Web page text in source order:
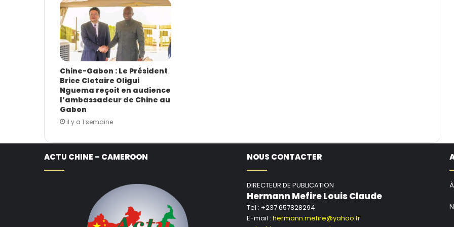
Chine-Gabon : Le Président
Brice Clotaire Oligui
Nguema reçoit en audience
l’ambassadeur de Chine au
Gabon
il y a 1 semaine
ACTU CHINE – CAMEROON NOUS CONTACTER
DIRECTEUR DE PUBLICATION
Hermann Mefire Louis Claude
Tel : +237 657828294
E-mail : hermann.mefire@yahoo.fr